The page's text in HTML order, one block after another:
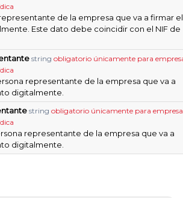
de la empresa que va a firmar el
Este dato debe coincidir con el NIF de
string obligatorio únicamente para
representante de la empresa que va a
digitalmente.
string obligatorio únicamente para
representante de la empresa que va a
digitalmente.